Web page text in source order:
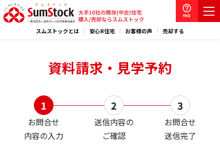
スムストックとは 安心R住宅 お客様の声 売却する
資料請求・見学予約
お問合せ
内容の入力
送信内容の
ご確認
お問合せ
送信完了